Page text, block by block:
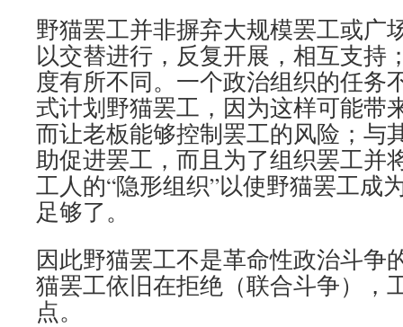
野猫罢工并非摒弃大规模罢工或广
以交替进行，反复开展，相互支持
度有所不同。一个政治组织的任务
式计划野猫罢工，因为这样可能带
而让老板能够控制罢工的风险；与
助促进罢工，而且为了组织罢工并
工人的“隐形组织”以使野猫罢工成
足够了。
因此野猫罢工不是革命性政治斗争
猫罢工依旧在拒绝（联合斗争），
点。